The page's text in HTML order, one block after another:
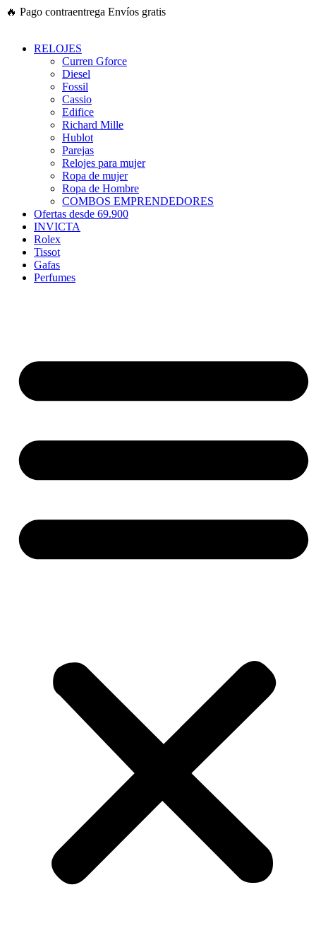
Ir
🔥 Pago contraentrega Envíos gratis
RELOJES
Curren Gforce
Diesel
Fossil
Cassio
Edifice
Richard Mille
Hublot
Parejas
Relojes para mujer
Ropa de mujer
Ropa de Hombre
COMBOS EMPRENDEDORES
Ofertas desde 69.900
INVICTA
Rolex
Tissot
Gafas
Perfumes